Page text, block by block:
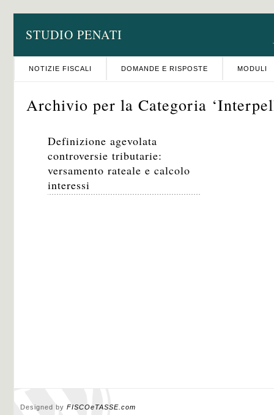
STUDIO PENATI
NOTIZIE FISCALI DOMANDE E RISPOSTE MODULI
Archivio per la Categoria
Definizione agevolata
controversie tributarie:
versamento rateale e calcolo
interessi
Designed by FISCOeTASSE.com